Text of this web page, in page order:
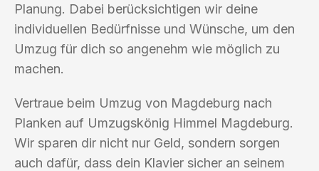
Planung. Dabei berücksichtigen wir deine
individuellen Bedürfnisse und Wünsche, um den
Umzug für dich so angenehm wie möglich zu
machen.
Vertraue beim Umzug von Magdeburg nach
Planken auf Umzugskönig Himmel Magdeburg.
Wir sparen dir nicht nur Geld, sondern sorgen
auch dafür, dass dein Klavier sicher an seinem